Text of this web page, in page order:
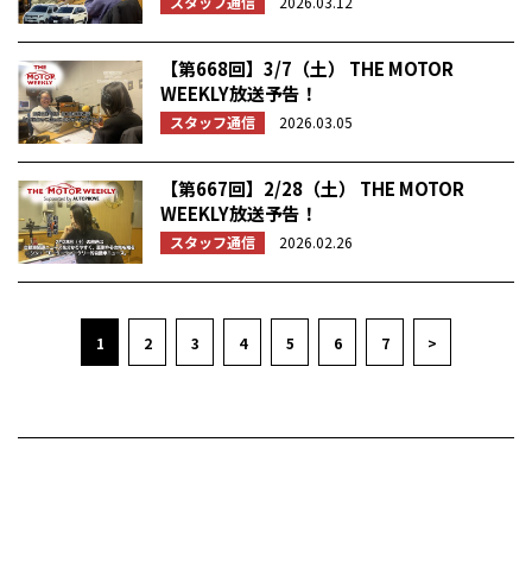
【第668回】3/7（土） THE MOTOR
WEEKLY放送予告！
スタッフ通信 2026.03.05
【第667回】2/28（土） THE MOTOR
WEEKLY放送予告！
スタッフ通信 2026.02.26
1 2 3 4 5 6 7 >